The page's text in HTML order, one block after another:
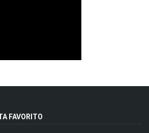
FAVORITO